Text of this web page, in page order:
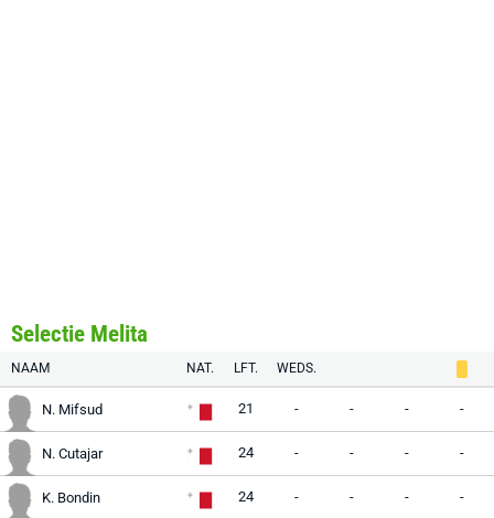
Selectie Melita
NAAM NAT. LFT. WEDS.
N. Mifsud 21 - - - -
N. Cutajar 24 - - - -
K. Bondin 24 - - - -